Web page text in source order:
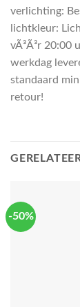
verlichting:
lichtkleur:
vÃ³Ã³r 20:00
werkdag
standaard
retour!
-50%